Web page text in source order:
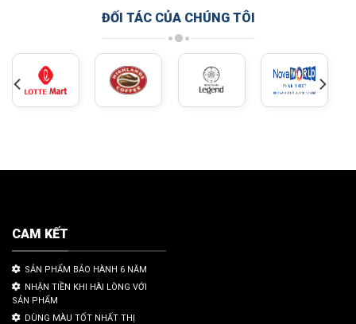
ĐỐI TÁC CỦA CHÚNG TÔI
CAM KẾT
SẢN PHẨM BẢO HÀNH 6 NĂM
NHẬN TIỀN KHI HÀI LÒNG VỚI
SẢN PHẨM
DÙNG MÀU TỐT NHẤT THỊ